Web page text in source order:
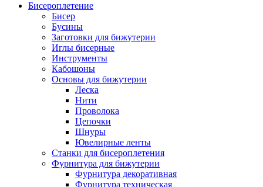
Бисероплетение
Бисер
Бусины
Заготовки для бижутерии
Иглы бисерные
Инструменты
Кабошоны
Основы для бижутерии
Леска
Нити
Проволока
Цепочки
Шнуры
Ювелирные ленты
Станки для бисероплетения
Фурнитура для бижутерии
Фурнитура декоративная
Фурнитура техническая